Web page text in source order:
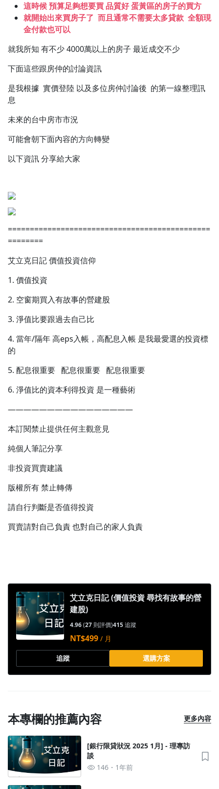
這時候 預算足夠想要買 品質好 蛋黃區的房子的買方
就開始出來買房子了 而且通常不需要太多貸款 全額現
金付款也可以
就我所知 有不少 4000萬以上的房子 最近成交不少
下面這些跟房仲的討論資訊
是我根據 實價登陸 以及多位房仲討論後 的第一線整理訊
息
未來的台中房市市況
可能會朝下面內容的方向轉變
以下資訊 分享給大家
==============================================
========
艾立克日記 價值投資信仰
1. 價值投資
2. 空窗期買入有故事的營建股
3. 淨值比要跟過去自己比
4. 當年/隔年 高eps入帳，高配息入帳 是我最愛選的投資標
的
5. 配息很重要 配息很重要 配息很重要
6. 淨值比的資本利得投資 是一種藝術
————————————————
本訂閱禁止提供任何主觀意見
純個人筆記分享
非投資買賣建議
版權所有 禁止轉傳
請自行判斷是否值得投資
買賣請對自己負責 也對自己的家人負責
艾立克日記 (價值投資 尋找有故事的營
建股)
4.96(27 則評價)415追蹤
NT$499 / 月
追蹤 選購方案
本專欄的推薦內容 更多內容
[銀行限貸狀況 2025 1月] - 理專訪
談
146
1年前
沒有待播放的清單